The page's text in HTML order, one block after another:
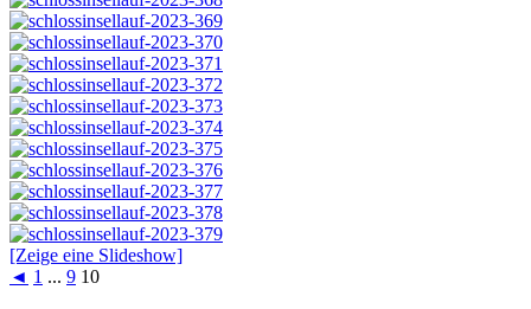
[Zeige eine Slideshow]
◄ 1 ... 9 10